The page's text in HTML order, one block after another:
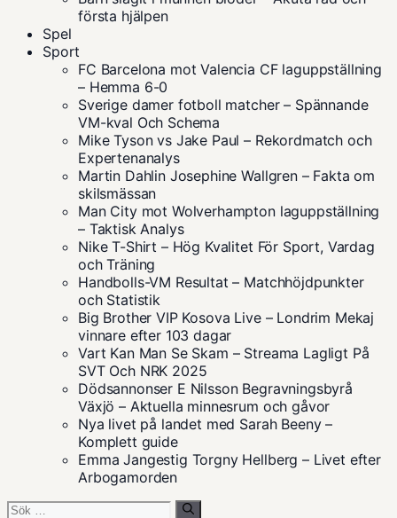
första hjälpen
Spel
Sport
FC Barcelona mot Valencia CF laguppställning
– Hemma 6-0
Sverige damer fotboll matcher – Spännande
VM-kval Och Schema
Mike Tyson vs Jake Paul – Rekordmatch och
Expertenanalys
Martin Dahlin Josephine Wallgren – Fakta om
skilsmässan
Man City mot Wolverhampton laguppställning
– Taktisk Analys
Nike T-Shirt – Hög Kvalitet För Sport, Vardag
och Träning
Handbolls-VM Resultat – Matchhöjdpunkter
och Statistik
Big Brother VIP Kosova Live – Londrim Mekaj
vinnare efter 103 dagar
Vart Kan Man Se Skam – Streama Lagligt På
SVT Och NRK 2025
Dödsannonser E Nilsson Begravningsbyrå
Växjö – Aktuella minnesrum och gåvor
Nya livet på landet med Sarah Beeny –
Komplett guide
Emma Jangestig Torgny Hellberg – Livet efter
Arbogamorden
Sök